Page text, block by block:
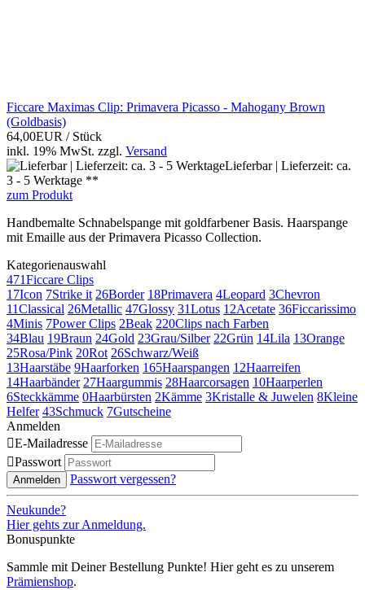
Ficcare Maximas Clip: Primavera Picasso - Mahogany Brown
(Goldbasis)
64,00EUR / Stück
inkl. 19% MwSt. zzgl. Versand
Lieferbar | Lieferzeit: ca.
3 - 5 Werktage **
zum Produkt
Handbemalte Schnabelspange mit goldfarbener Basis. Haarspange
mit Emaille aus der Primavera Picasso Collection.
Kategorienauswahl
471Ficcare Clips
17Icon 7Strike it 26Border 18Primavera 4Leopard 3Chevron
11Classical 26Metallic 47Glossy 31Lotus 12Acetate 36Ficcarissimo
4Minis 7Power Clips 2Beak 220Clips nach Farben
34Blau 19Braun 24Gold 23Grau/Silber 22Grün 14Lila 13Orange
25Rosa/Pink 20Rot 26Schwarz/Weiß
13Haarstäbe 9Haarforken 165Haarspangen 12Haarreifen
14Haarbänder 27Haargummis 28Haarcorsagen 10Haarperlen
6Steckkämme 0Haarbürsten 2Kämme 3Kristalle & Juwelen 8Kleine
Helfer 43Schmuck 7Gutscheine
Anmelden
E-Mailadresse
Passwort
Anmelden Passwort vergessen?
Neukunde?
Hier gehts zur Anmeldung.
Bonuspunkte
Sammle mit Deiner Bestellung Punkte! Hier geht es zu unserem
Prämienshop.